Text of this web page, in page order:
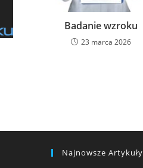
Badanie wzroku
23 marca 2026
Najnowsze Artykuły